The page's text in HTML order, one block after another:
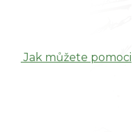
Jak můžete pomoci